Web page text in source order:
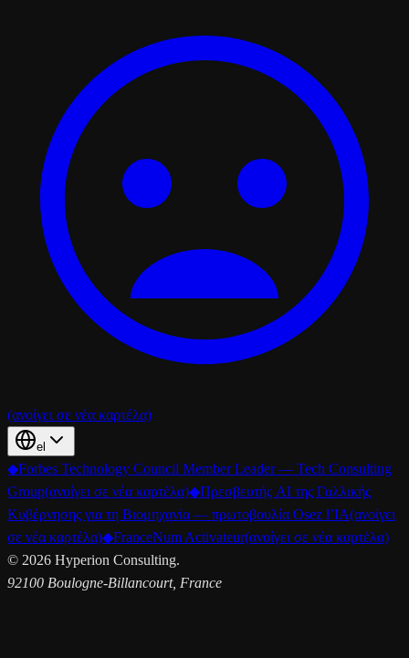
(ανοίγει σε νέα καρτέλα)
el
◆Forbes Technology Council Member Leader — Tech Consulting
Group(ανοίγει σε νέα καρτέλα)◆Πρεσβευτής AI της Γαλλικής
Κυβέρνησης για τη Βιομηχανία — πρωτοβουλία Osez l’IA(ανοίγει
σε νέα καρτέλα)◆FranceNum Activateur(ανοίγει σε νέα καρτέλα)
© 2026 Hyperion Consulting.
92100 Boulogne-Billancourt, France